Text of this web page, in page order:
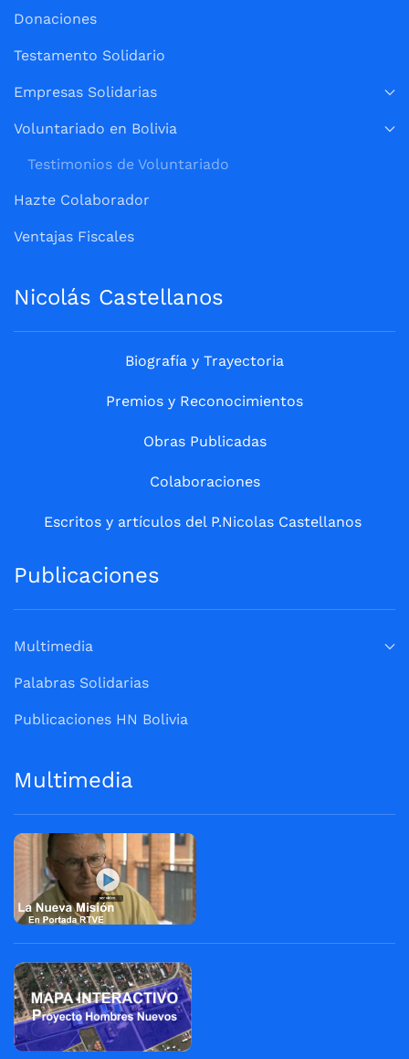
Donaciones
Testamento Solidario
Empresas Solidarias
Voluntariado en Bolivia
Testimonios de Voluntariado
Hazte Colaborador
Ventajas Fiscales
Nicolás Castellanos
Biografía y Trayectoria
Premios y Reconocimientos
Obras Publicadas
Colaboraciones
Escritos y artículos del P.Nicolas Castellanos
Publicaciones
Multimedia
Palabras Solidarias
Publicaciones HN Bolivia
Multimedia